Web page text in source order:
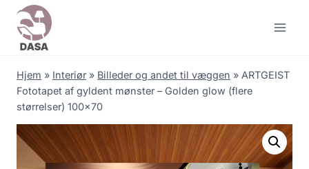
Skip
content
Hjem » Interiør » Billeder og andet til væggen » ARTGEIST
Fototapet af gyldent mønster – Golden glow (flere
størrelser) 100×70